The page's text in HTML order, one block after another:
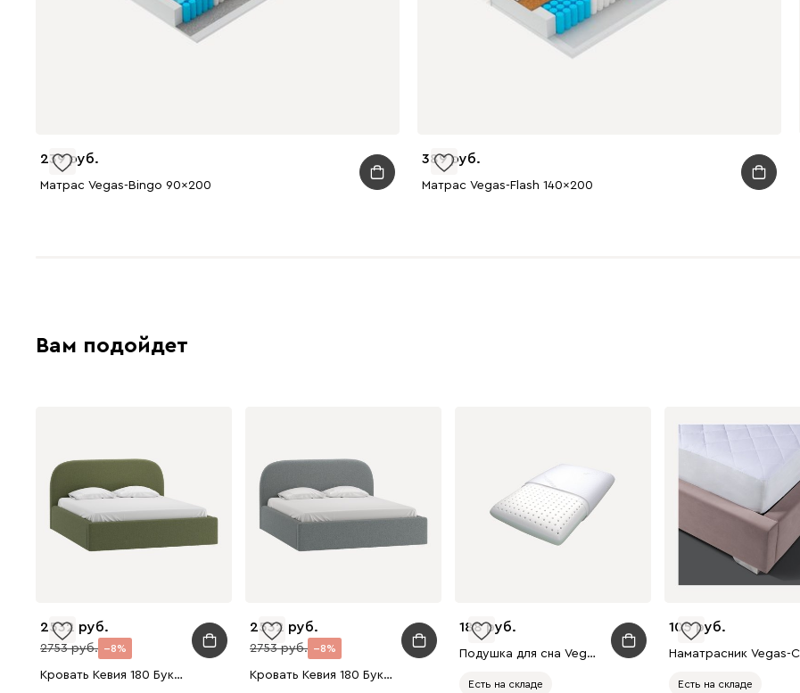
239
Матрас Vegas-Bingo 90x200
389
Матрас Vegas-Flash 140x200
Вам подойдет
2532
2753 8
Кровать Кевия 180 Букле Зеленый
2532
2753 8
Кровать Кевия 180 Букле Серый
188
Подушка для сна Vegas 14
Есть на складе
105
Есть на складе